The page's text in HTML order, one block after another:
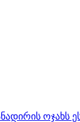
ოჯახს